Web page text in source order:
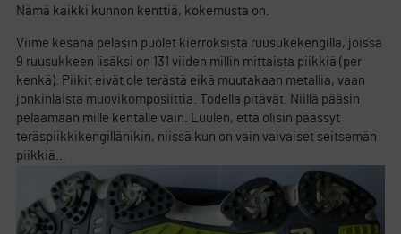
Nämä kaikki kunnon kenttiä, kokemusta on.
Viime kesänä pelasin puolet kierroksista ruusukekengillä, joissa
9 ruusukkeen lisäksi on 131 viiden millin mittaista piikkiä (per
kenkä). Piikit eivät ole terästä eikä muutakaan metallia, vaan
jonkinlaista muovikomposiittia. Todella pitävät. Niillä pääsin
pelaamaan mille kentälle vain. Luulen, että olisin päässyt
teräspiikkikengillänikin, niissä kun on vain vaivaiset seitsemän
piikkiä…